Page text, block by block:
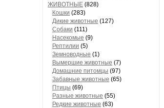
ЖИВОТНЫЕ (828)
Кошки (283)
Дикие животные (127)
Собаки (111)
Насекомые (9)
Рептилии (5)
Земноводные (1)
Вымершие животные (7)
Домашние питомцы (97)
Забавные животные (65)
Птицы (69)
Разные животные (55)
Редкие животные (63)